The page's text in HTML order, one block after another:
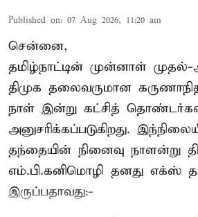
Published on: 07 Aug 2026, 11:20 am
சென்னை,
தமிழ்நாட்டின் முன்னாள்
திமுக தலைவருமான
நாள் இன்று கட்சித்
அனுசரிக்கப்படுகிறது.
தந்தையின் நினைவு நாளன்று
எம்.பி.கனிமொழி தனது எக்ஸ்
இருப்பதாவது:-